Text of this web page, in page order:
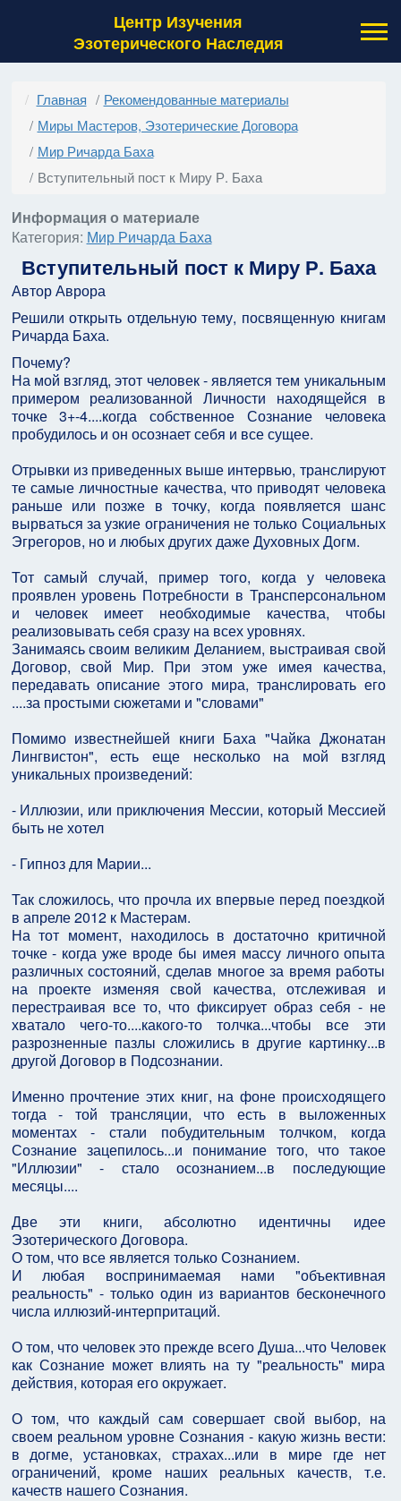
Центр Изучения
Эзотерического Наследия
Главная
Рекомендованные материалы
Миры Мастеров, Эзотерические Договора
Мир Ричарда Баха
Вступительный пост к Миру Р. Баха
Информация о материале
Категория: Мир Ричарда Баха
Вступительный пост к Миру Р. Баха
Автор Аврора
Решили открыть отдельную тему, посвященную книгам
Ричарда Баха.
Почему?
На мой взгляд, этот человек - является тем уникальным
примером реализованной Личности находящейся в
точке 3+-4....когда собственное Сознание человека
пробудилось и он осознает себя и все сущее.
Отрывки из приведенных выше интервью, транслируют
те самые личностные качества, что приводят человека
раньше или позже в точку, когда появляется шанс
вырваться за узкие ограничения не только Социальных
Эгрегоров, но и любых других даже Духовных Догм.
Тот самый случай, пример того, когда у человека
проявлен уровень Потребности в Трансперсональном
и человек имеет необходимые качества, чтобы
реализовывать себя сразу на всех уровнях.
Занимаясь своим великим Деланием, выстраивая свой
Договор, свой Мир. При этом уже имея качества,
передавать описание этого мира, транслировать его
....за простыми сюжетами и "словами"
Помимо известнейшей книги Баха "Чайка Джонатан
Лингвистон", есть еще несколько на мой взгляд
уникальных произведений:
- Иллюзии, или приключения Мессии, который Мессией
быть не хотел
- Гипноз для Марии...
Так сложилось, что прочла их впервые перед поездкой
в апреле 2012 к Мастерам.
На тот момент, находилось в достаточно критичной
точке - когда уже вроде бы имея массу личного опыта
различных состояний, сделав многое за время работы
на проекте изменяя свой качества, отслеживая и
перестраивая все то, что фиксирует образ себя - не
хватало чего-то....какого-то толчка...чтобы все эти
разрозненные пазлы сложились в другие картинку...в
другой Договор в Подсознании.
Именно прочтение этих книг, на фоне происходящего
тогда - той трансляции, что есть в выложенных
моментах - стали побудительным толчком, когда
Сознание зацепилось...и понимание того, что такое
"Иллюзии" - стало осознанием...в последующие
месяцы....
Две эти книги, абсолютно идентичны идее
Эзотерического Договора.
О том, что все является только Сознанием.
И любая воспринимаемая нами "объективная
реальность" - только один из вариантов бесконечного
числа иллюзий-интерпритаций.
О том, что человек это прежде всего Душа...что Человек
как Сознание может влиять на ту "реальность" мира
действия, которая его окружает.
О том, что каждый сам совершает свой выбор, на
своем реальном уровне Сознания - какую жизнь вести:
в догме, установках, страхах...или в мире где нет
ограничений, кроме наших реальных качеств, т.е.
качеств нашего Сознания.